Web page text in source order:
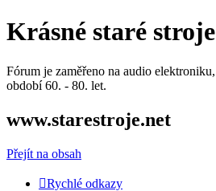
Krásné staré stroje
Fórum je zaměřeno na audio
období 60. - 80. let.
www.starestroje.net
Přejít na obsah
Rychlé odkazy